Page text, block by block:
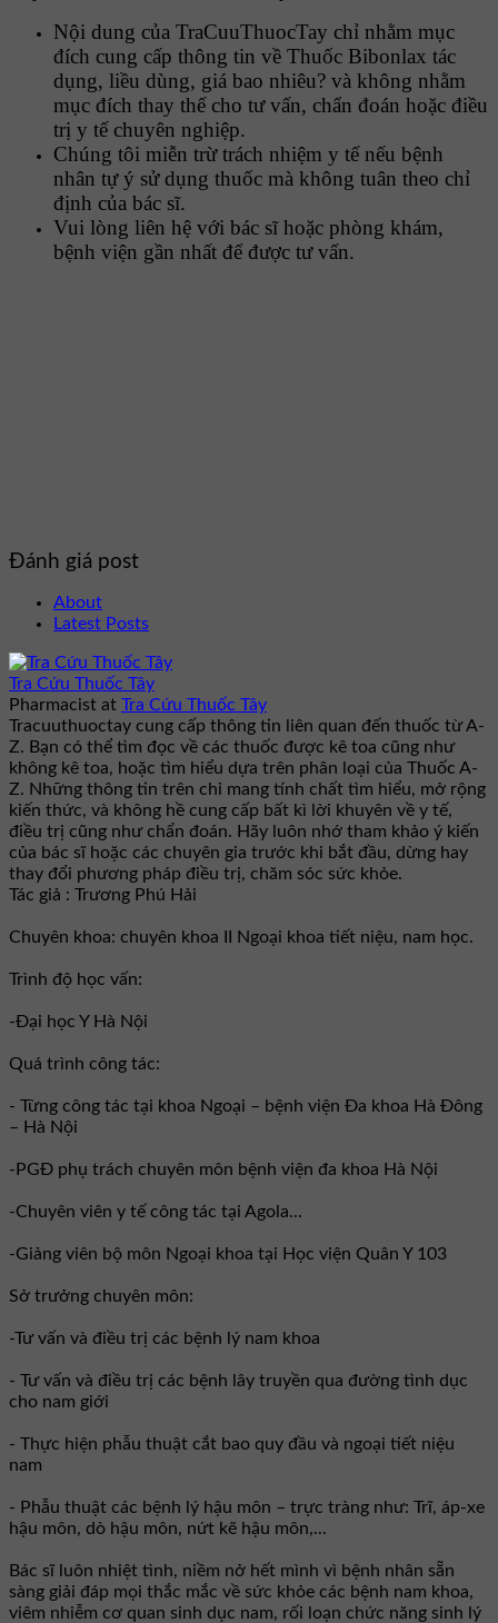
Nội dung của TraCuuThuocTay chỉ nhằm mục
đích cung cấp thông tin về Thuốc Bibonlax tác
dụng, liều dùng, giá bao nhiêu? và không nhằm
mục đích thay thế cho tư vấn, chẩn đoán hoặc điều
trị y tế chuyên nghiệp.
Chúng tôi miễn trừ trách nhiệm y tế nếu bệnh
nhân tự ý sử dụng thuốc mà không tuân theo chỉ
định của bác sĩ.
Vui lòng liên hệ với bác sĩ hoặc phòng khám,
bệnh viện gần nhất để được tư vấn.
Đánh giá post
About
Latest Posts
Tra Cứu Thuốc Tây
Pharmacist at Tra Cứu Thuốc Tây
Tracuuthuoctay cung cấp thông tin liên quan đến thuốc từ A-
Z. Bạn có thể tìm đọc về các thuốc được kê toa cũng như
không kê toa, hoặc tìm hiểu dựa trên phân loại của Thuốc A-
Z. Những thông tin trên chỉ mang tính chất tìm hiểu, mở rộng
kiến thức, và không hề cung cấp bất kì lời khuyên về y tế,
điều trị cũng như chẩn đoán. Hãy luôn nhớ tham khảo ý kiến
của bác sĩ hoặc các chuyên gia trước khi bắt đầu, dừng hay
thay đổi phương pháp điều trị, chăm sóc sức khỏe.
Tác giả : Trương Phú Hải
Chuyên khoa: chuyên khoa II Ngoại khoa tiết niệu, nam học.
Trình độ học vấn:
-Đại học Y Hà Nội
Quá trình công tác:
- Từng công tác tại khoa Ngoại – bệnh viện Đa khoa Hà Đông
– Hà Nội
-PGĐ phụ trách chuyên môn bệnh viện đa khoa Hà Nội
-Chuyên viên y tế công tác tại Agola...
-Giảng viên bộ môn Ngoại khoa tại Học viện Quân Y 103
Sở trưởng chuyên môn:
-Tư vấn và điều trị các bệnh lý nam khoa
- Tư vấn và điều trị các bệnh lây truyền qua đường tình dục
cho nam giới
- Thực hiện phẫu thuật cắt bao quy đầu và ngoại tiết niệu
nam
- Phẫu thuật các bệnh lý hậu môn – trực tràng như: Trĩ, áp-xe
hậu môn, dò hậu môn, nứt kẽ hậu môn,...
Bác sĩ luôn nhiệt tình, niềm nở hết mình vì bệnh nhân sẵn
sàng giải đáp mọi thắc mắc về sức khỏe các bệnh nam khoa,
viêm nhiễm cơ quan sinh dục nam, rối loạn chức năng sinh lý